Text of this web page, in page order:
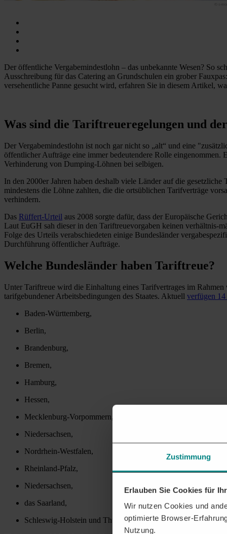
Zustimmung
Erlauben Sie Cookies für
Wir nutzen Cookies und
optimierte Browser-
Nutzung.
Der öffentliche Vergabemindestlohn – das unbekannte Wesen? So
Ausschreibung für das Catering an Grundschulen ein grober
versehentliche Panne gesucht wird, erfahren Sie in diesem Artikel,
Was sind die Tariftreueregelungen und
Der Vergabemindestlohn ist noch gar nicht so „alt“ und eine
öffentlicher Aufträge eine immer bedeutendere Rolle
Verhinderung von Dumping-Löhnen bei selbigen.
In den 2000er Jahren haben deshalb viele Länder auf die
mindestens die Löhne zahlten, die die ortsüblichen Tarifverträge
verhindern.
Das Rüffert-Urteil aus 2008 sorgte dafür, dass der Europäische
Laut EuGH sah dieser in den Tariftreuevorgaben keinen verhältnis-
Folge des Urteils verabschiedeten einige Bundesländer
Durchführung öffentlicher Aufträge.
Welche Bundesländer haben Tariftreue?
Unter Tariftreue wird die Einhaltung eines Tarifvertrages im
tarifgebundener Arbeitsbedingungen des Staates. Aktuell verfügen 14
Baden-Württemberg,
Berlin,
Brandenburg,
Bremen,
Hamburg,
Hessen,
Mecklenburg-Vorpommern,
Niedersachsen,
Nordrhein-Westfalen,
Rheinland-Pfalz,
Niedersachsen,
das Saarland,
Schleswig-Holstein und Thüringen.